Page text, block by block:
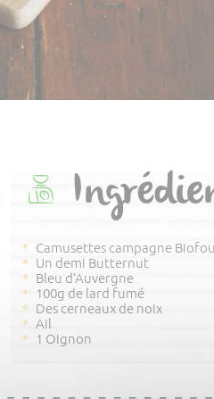
Camusettes campagne
Un demi Butternut
Bleu d’Auvergne
100g de lard fumé
Des cerneaux de noix
Ail
1 Oignon